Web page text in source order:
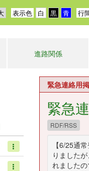
行
表示色
進路関係
緊急連絡用
緊急
RDF/RSS
【6/25通
りました
れました